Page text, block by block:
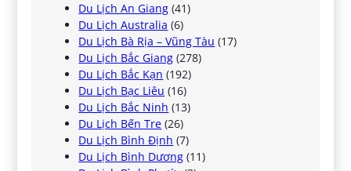
Du Lịch An Giang (41)
Du Lịch Australia (6)
Du Lịch Bà Rịa – Vũng Tàu (17)
Du Lịch Bắc Giang (278)
Du Lịch Bắc Kạn (192)
Du Lịch Bạc Liêu (16)
Du Lịch Bắc Ninh (13)
Du Lịch Bến Tre (26)
Du Lịch Bình Định (7)
Du Lịch Bình Dương (11)